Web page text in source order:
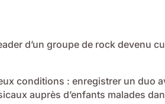
Libro
d’un groupe de rock devenu
conditions : enregistrer un duo
auprès d’enfants malades